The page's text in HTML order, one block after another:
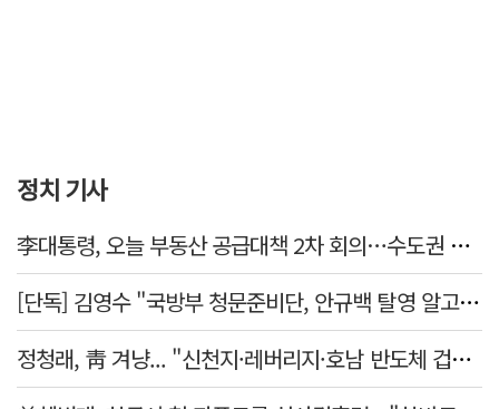
정치 기사
李대통령, 오늘 부동산 공급대책 2차 회의…수도권 공급안 논의
[단독] 김영수 "국방부 청문준비단, 안규백 탈영 알고있었다"
정청래, 靑 겨냥... "신천지·레버리지·호남 반도체 겁박 사과하라"